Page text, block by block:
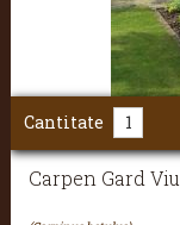
Carpen Gard Viu
Cantitate